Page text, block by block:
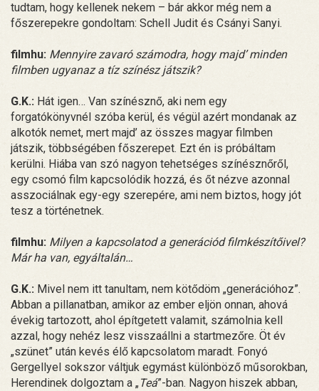
tudtam, hogy kellenek nekem – bár akkor még nem a
főszerepekre gondoltam: Schell Judit és Csányi Sanyi.
filmhu: Mennyire zavaró számodra, hogy majd’ minden
filmben ugyanaz a tíz színész játszik?
G.K.: Hát igen… Van színésznő, aki nem egy
forgatókönyvnél szóba kerül, és végül azért mondanak az
alkotók nemet, mert majd’ az összes magyar filmben
játszik, többségében főszerepet. Ezt én is próbáltam
kerülni. Hiába van szó nagyon tehetséges színésznőről,
egy csomó film kapcsolódik hozzá, és őt nézve azonnal
asszociálnak egy-egy szerepére, ami nem biztos, hogy jót
tesz a történetnek.
filmhu: Milyen a kapcsolatod a generációd filmkészítőivel?
Már ha van, egyáltalán…
G.K.: Mivel nem itt tanultam, nem kötődöm „generációhoz”.
Abban a pillanatban, amikor az ember eljön onnan, ahová
évekig tartozott, ahol építgetett valamit, számolnia kell
azzal, hogy nehéz lesz visszaállni a startmezőre. Öt év
„szünet” után kevés élő kapcsolatom maradt. Fonyó
Gergellyel sokszor váltjuk egymást különböző műsorokban,
Herendinek dolgoztam a „Teá”-ban. Nagyon hiszek abban,